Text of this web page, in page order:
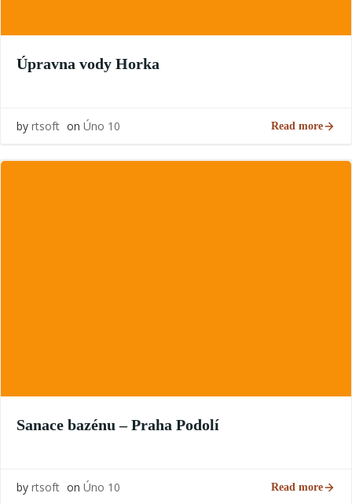
Úpravna vody Horka
by rtsoft on Úno 10 Read more
Sanace bazénu – Praha Podolí
by rtsoft on Úno 10 Read more